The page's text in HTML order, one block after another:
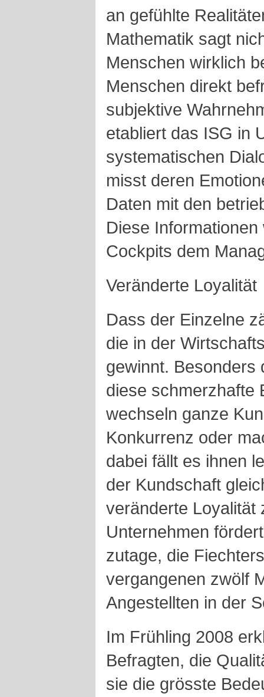
an gefühlte
Mathematik sagt
Menschen wirklich
Menschen direkt
subjektive
etabliert das ISG in
systematischen
misst deren
Daten mit den
Diese
Cockpits dem
Veränderte Loyalität
Dass der Einzelne
die in der
gewinnt. Besonders
diese schmerzhafte
wechseln ganze
Konkurrenz oder
dabei fällt es ihnen
der Kundschaft
veränderte Loyalität
Unternehmen
zutage, die
vergangenen zwölf
Angestellten in der
Im Frühling 2008
Befragten, die
sie die grösste